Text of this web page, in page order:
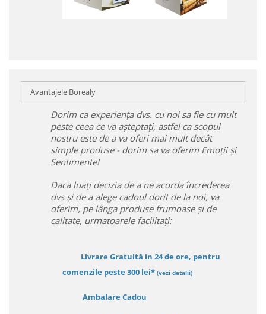
Avantajele Borealy
Dorim ca experiența dvs. cu noi sa fie cu mult
peste ceea ce va așteptați, astfel ca scopul
nostru este de a va oferi mai mult decât
simple produse - dorim sa va oferim Emoții și
Sentimente!
Daca luați decizia de a ne acorda încrederea
dvs și de a alege cadoul dorit de la noi, va
oferim, pe lânga produse frumoase și de
calitate, urmatoarele facilitați:
Livrare Gratuită in 24 de ore, pentru
comenzile peste 300 lei* (vezi detalii)
Ambalare Cadou